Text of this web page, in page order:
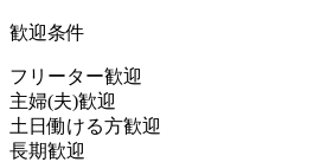
歓迎条件
フリーター歓迎
主婦(夫)歓迎
土日働ける方歓迎
長期歓迎